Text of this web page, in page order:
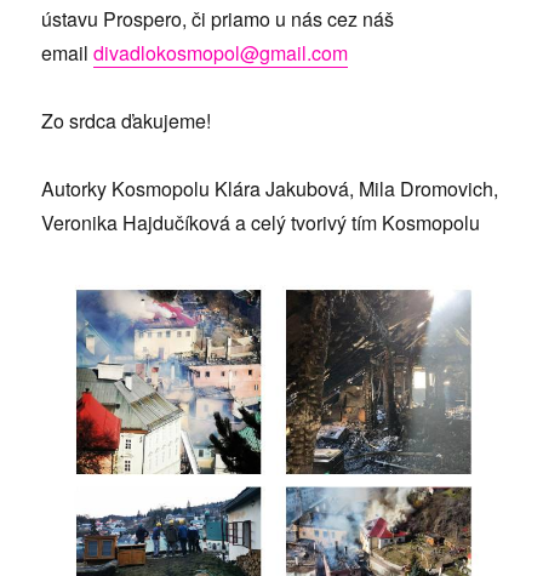
ústavu Prospero, či priamo u nás cez náš
emaildivadlokosmopol@gmail.com
Zo srdca ďakujeme!
Autorky Kosmopolu Klára Jakubová, Mila Dromovich,
Veronika Hajdučíková a celý tvorivý tím Kosmopolu